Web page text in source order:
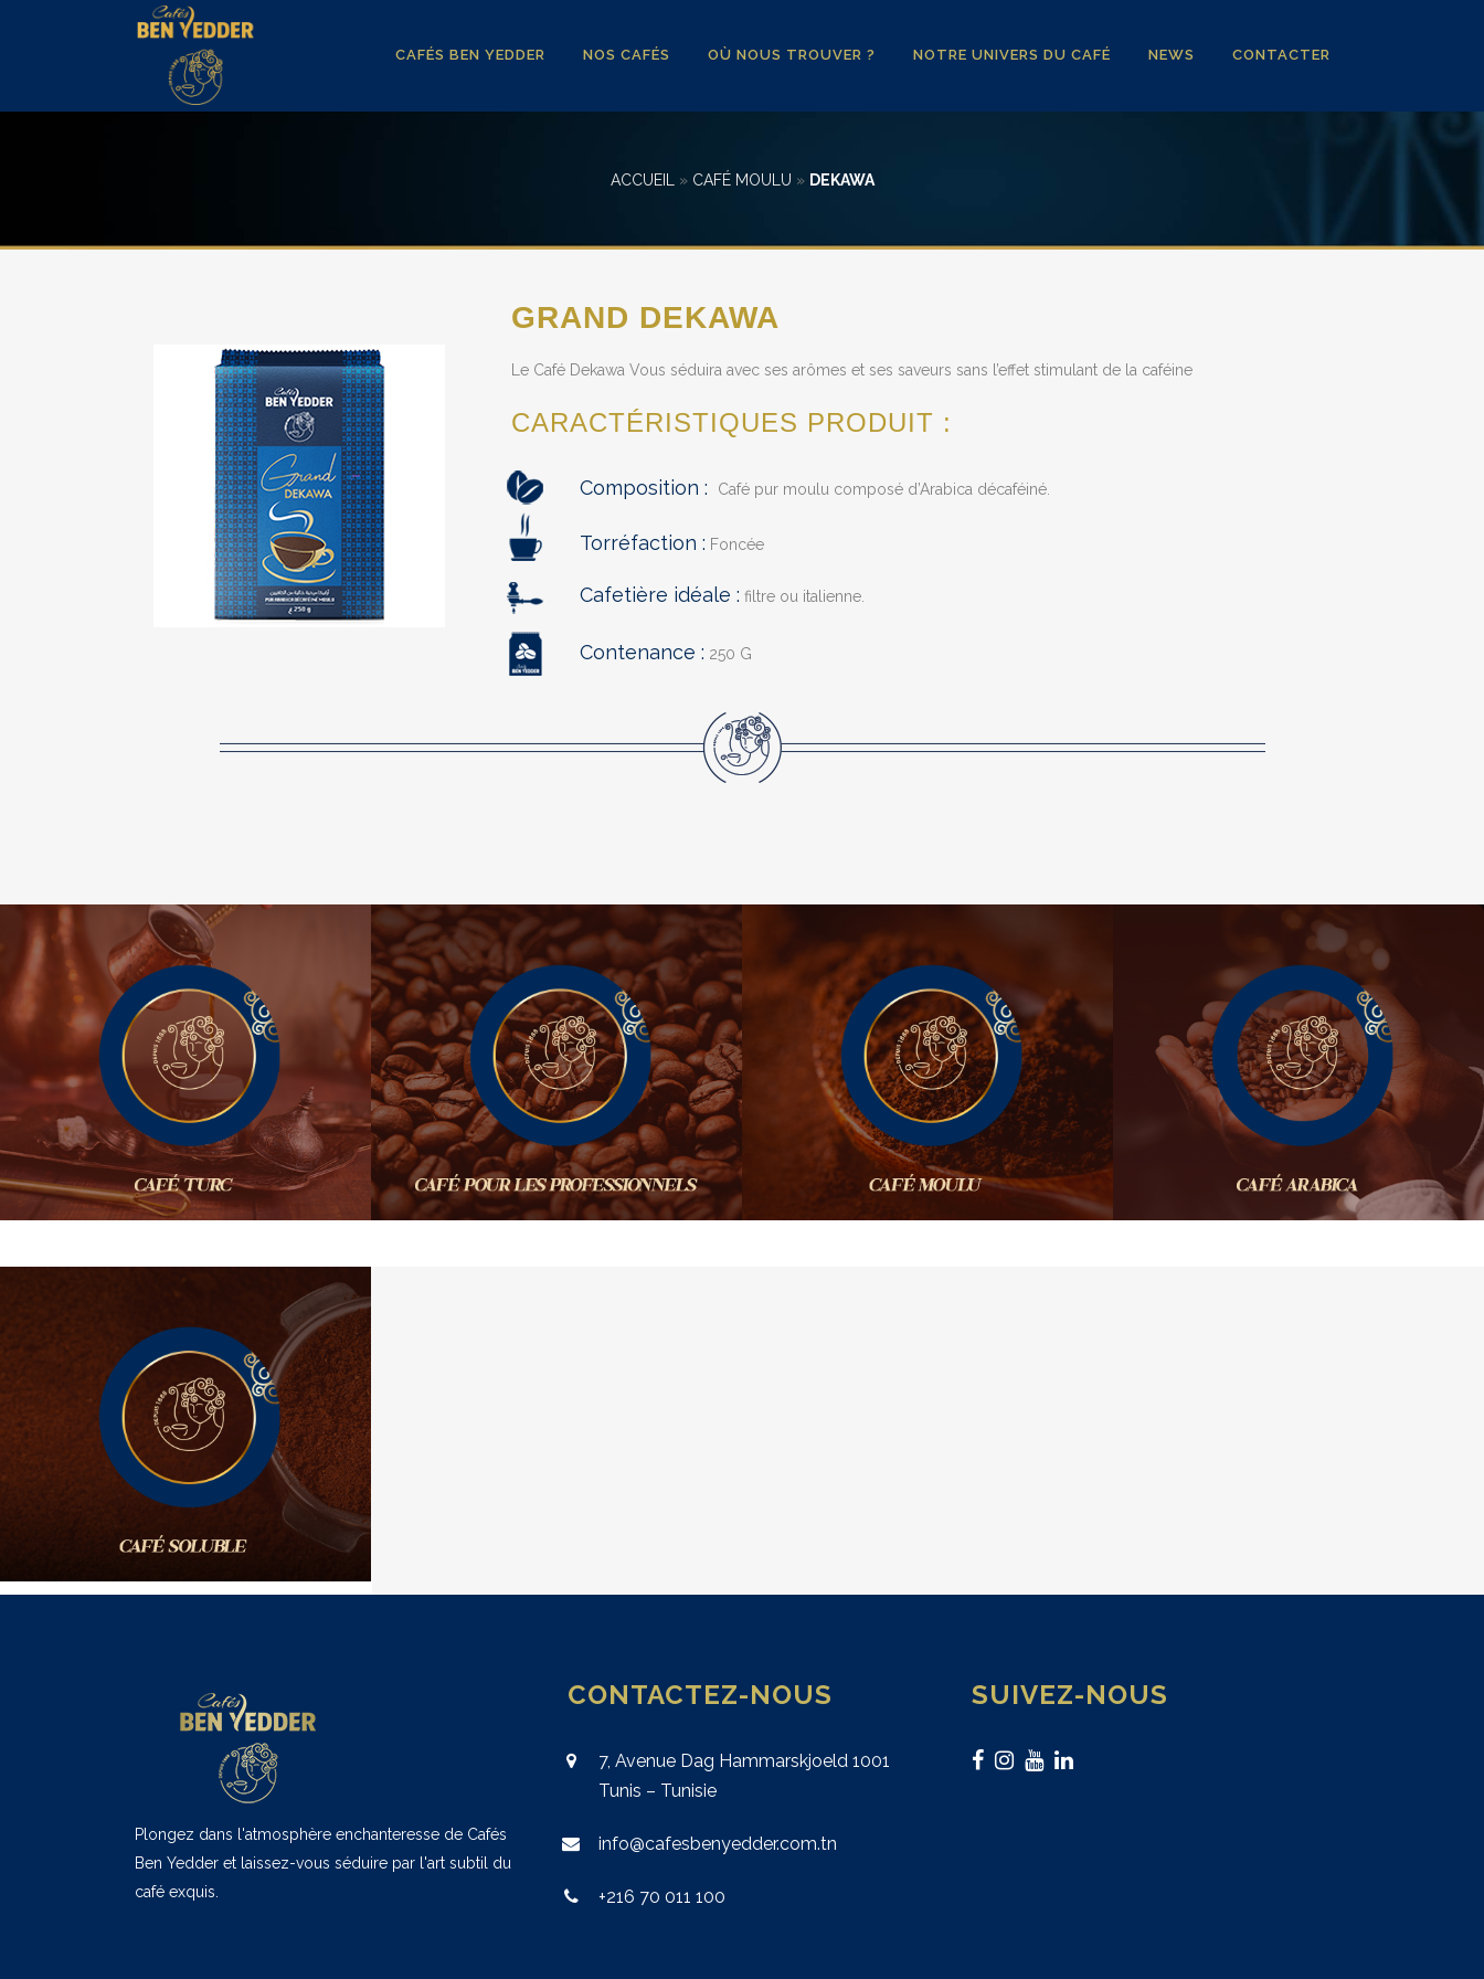
CAFÉS BEN YEDDER NOS CAFÉS OÙ NOUS TROUVER ? NOTRE UNIVERS DU CAFÉ NEWS CONTACTER
ACCUEIL » CAFÉ MOULU » DEKAWA
GRAND DEKAWA
Le Café Dekawa Vous séduira avec ses arômes et ses saveurs sans l’effet stimulant de la caféine
CARACTÉRISTIQUES PRODUIT :
Composition : Café pur moulu composé d’Arabica décaféiné.
Torréfaction : Foncée
Cafetière idéale : filtre ou italienne.
Contenance : 250 G
Plongez dans l'atmosphère enchanteresse de Cafés
Ben Yedder et laissez-vous séduire par l'art subtil du
café exquis.
CONTACTEZ-NOUS
7, Avenue Dag Hammarskjoeld 1001
Tunis – Tunisie
info@cafesbenyedder.com.tn
+216 70 011 100
SUIVEZ-NOUS